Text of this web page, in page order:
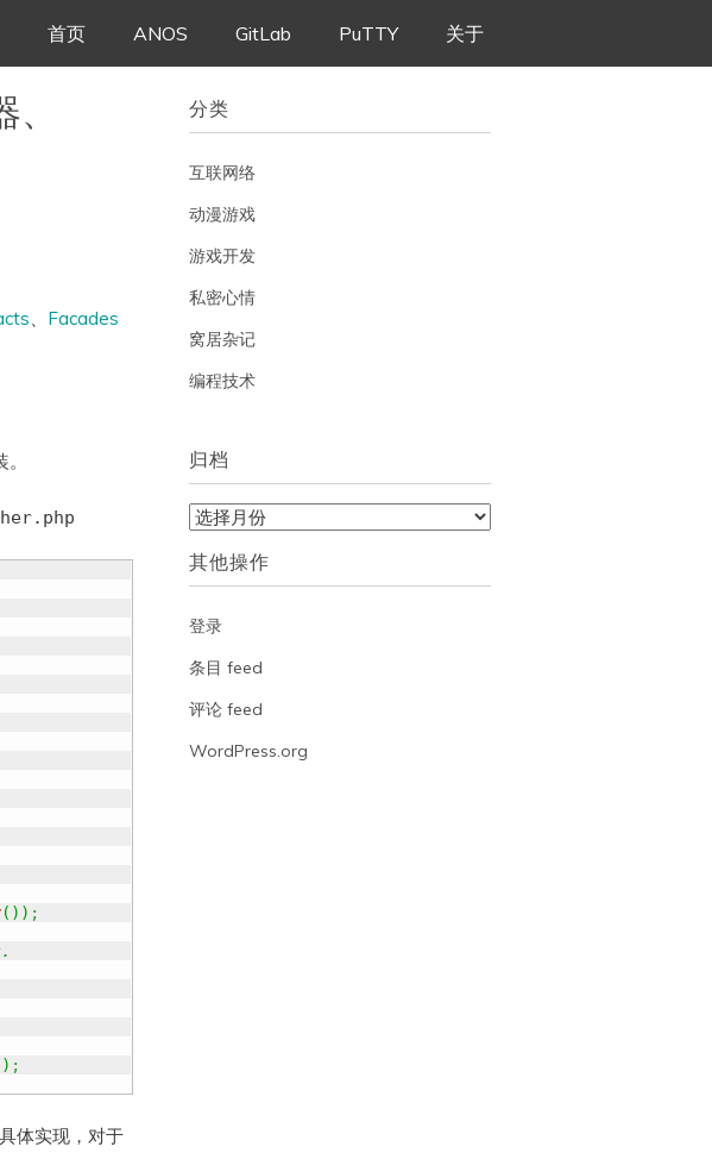
Skip
首页 ANOS GitLab PuTTY 关于
Facades
( ) ) ;
) ;
体实现，对于
分类
互联网络
动漫游戏
游戏开发
私密心情
窝居杂记
编程技术
归档
归
其他操作
登录
条目 feed
评论 feed
WordPress.org